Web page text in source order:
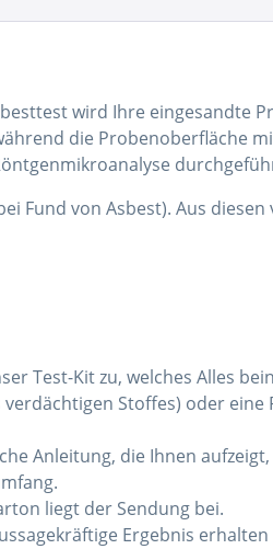
wird Ihre eingesandte
die Probenoberfläche
Fund von Asbest). Aus
Test-Kit zu, welches Alles
Stoffes) oder
Anleitung, die Ihnen
liegt der Sendung bei.
Ergebnis erhalten